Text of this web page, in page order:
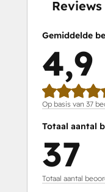
Service
Service
Course
Social
Solutions
Reviews
Gemiddelde
4,9
Op basis van 37
Totaal aantal
37
Totaal aantal